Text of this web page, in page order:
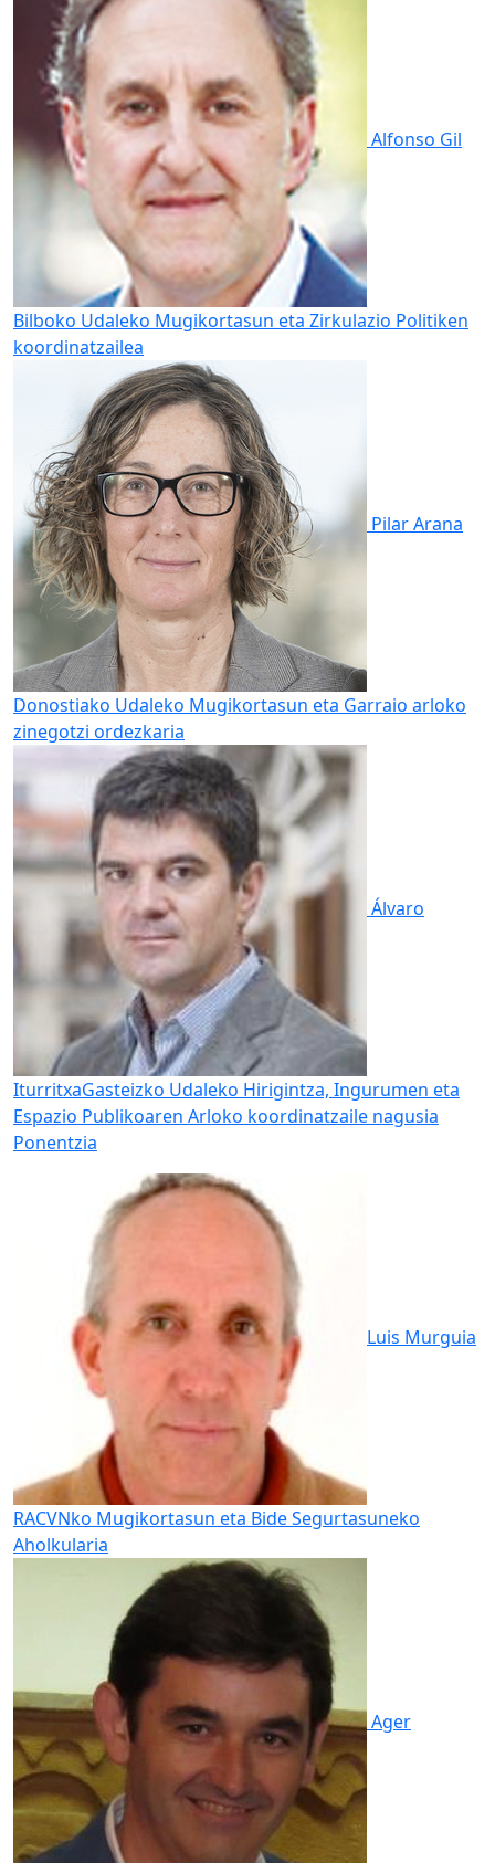
Alfonso Gil
Bilboko Udaleko Mugikortasun eta Zirkulazio Politiken
koordinatzailea
Pilar Arana
Donostiako Udaleko Mugikortasun eta Garraio arloko
zinegotzi ordezkaria
Álvaro
IturritxaGasteizko Udaleko Hirigintza, Ingurumen eta
Espazio Publikoaren Arloko koordinatzaile nagusia
Ponentzia
Luis Murguia
RACVNko Mugikortasun eta Bide Segurtasuneko
Aholkularia
Ager